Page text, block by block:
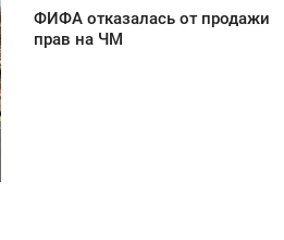
ФИФА отказалась от продажи
прав на ЧМ